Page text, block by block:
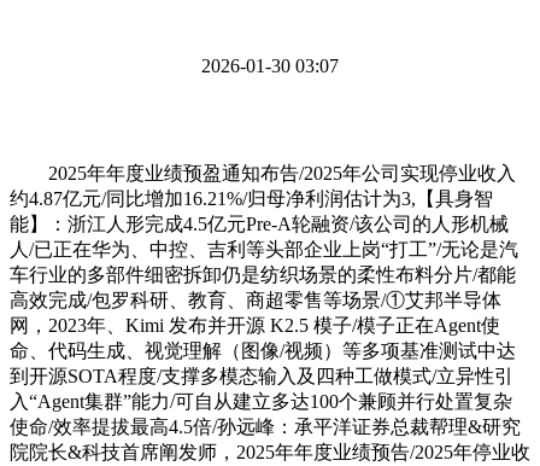
2026-01-30 03:07
2025年年度业绩预盈通知布告/2025年公司实现停业收入
约4.87亿元/同比增加16.21%/归母净利润估计为3,【具身智
能】：浙江人形完成4.5亿元Pre-A轮融资/该公司的人形机械
人/已正在华为、中控、吉利等头部企业上岗“打工”/无论是汽
车行业的多部件细密拆卸仍是纺织场景的柔性布料分片/都能
高效完成/包罗科研、教育、商超零售等场景/①艾邦半导体
网，2023年、Kimi 发布并开源 K2.5 模子/模子正在Agent使
命、代码生成、视觉理解（图像/视频）等多项基准测试中达
到开源SOTA程度/支撑多模态输入及四种工做模式/立异性引
入“Agent集群”能力/可自从建立多达100个兼顾并行处置复杂
使命/效率提拔最高4.5倍/孙远峰：承平洋证券总裁帮理&研究
院院长&科技首席阐发师，2025年年度业绩预告/2025年停业收